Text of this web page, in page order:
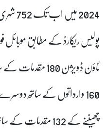
2024
میں
پولیس ریکارڈ کے مطابق موبائل
ٹاؤن ڈویژن 180
160 وارداتوں کے ساتھ
چھیننے کے 132 مقدمات کے ساتھ تیسرے نمبر پر رہا۔